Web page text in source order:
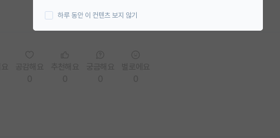
하루 동안 이 컨텐츠 보지 않기